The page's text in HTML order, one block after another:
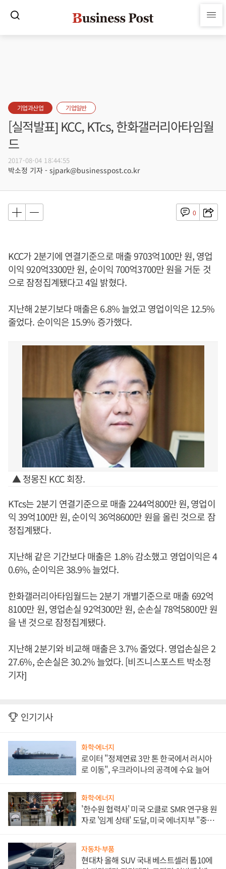
기업과산업 기업일반
[실적발표] KCC, KTcs, 한화갤러리아타임월
드
2017-08-04 18:44:55
박소정 기자 - sjpark@businesspost.co.kr
0
KCC가 2분기에 연결기준으로 매출 9703억100만 원, 영업
이익 920억3300만 원, 순이익 700억3700만 원을 거둔 것
으로 잠정집계됐다고 4일 밝혔다.
지난해 2분기보다 매출은 6.8% 늘었고 영업이익은 12.5%
줄었다. 순이익은 15.9% 증가했다.
▲ 정몽진 KCC 회장.
KTcs는 2분기 연결기준으로 매출 2244억800만 원, 영업이
익 39억100만 원, 순이익 36억8600만 원을 올린 것으로 잠
정집계됐다.
지난해 같은 기간보다 매출은 1.8% 감소했고 영업이익은 4
0.6%, 순이익은 38.9% 늘었다.
한화갤러리아타임월드는 2분기 개별기준으로 매출 692억
8100만 원, 영업손실 92억300만 원, 순손실 78억5800만 원
을 낸 것으로 잠정집계됐다.
지난해 2분기와 비교해 매출은 3.7% 줄었다. 영업손실은 2
27.6%, 순손실은 30.2% 늘었다. [비즈니스포스트 박소정
기자]
인기기사
화학·에너지
로이터 "정제연료 3만 톤 한국에서 러시아
로 이동", 우크라이나의 공격에 수요 늘어
화학·에너지
'한수원 협력사' 미국 오클로 SMR 연구용 원
자로 '임계 상태' 도달, 미국 에너지부 "중요
자동차·부품
현대차 올해 SUV 국내 베스트셀러 톱10에